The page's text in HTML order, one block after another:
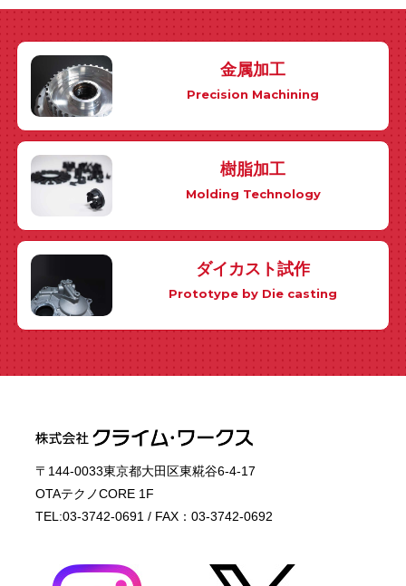
金属加工
Precision Machining
樹脂加工
Molding Technology
ダイカスト試作
Prototype by Die casting
〒144-0033東京都大田区東糀谷6-4-17
OTAテクノCORE 1F
TEL:03-3742-0691 / FAX：03-3742-0692